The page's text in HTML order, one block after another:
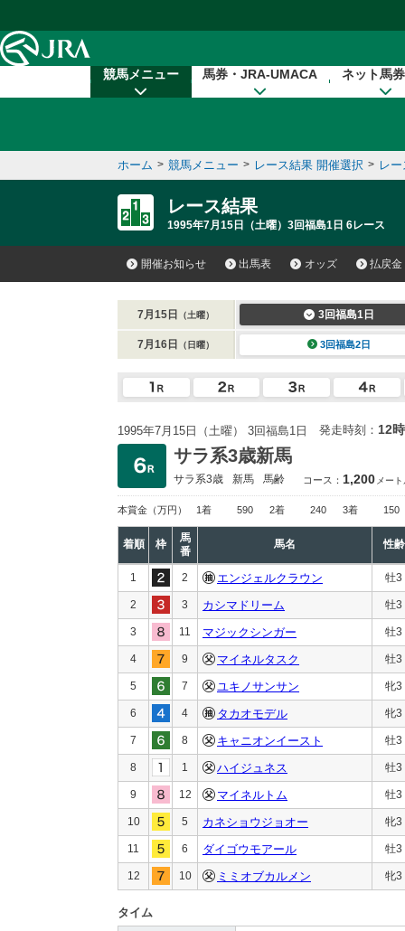
競馬メニュー 馬券・JRA-UMACA ネット馬
ホーム > 競馬メニュー > レース結果 開催選択 > レ
レース結果
1995年7月15日（土曜）3回福島1日 6レース
開催お知らせ 出馬表 オッズ 払戻金
7月15日 （土曜） 3回福島1日
7月16日 （日曜） 3回福島2日
1995年7月15日（土曜） 3回福島1日 発走時刻： 12
サラ系3歳新馬
サラ系3歳 新馬 馬齢 コース： 1,200 メー
本賞金 （万円） 1着 590 2着 240 3着 150
着順 枠
馬
番
馬名 性齢
1 2 エンジェルクラウン 牡3
2 3 カシマドリーム 牡3
3 11 マジックシンガー 牡3
4 9 マイネルタスク 牡3
5 7 ユキノサンサン 牝3
6 4 タカオモデル 牝3
7 8 キャニオンイースト 牡3
8 1 ハイジュネス 牡3
9 12 マイネルトム 牡3
10 5 カネショウジョオー 牝3
11 6 ダイゴウモアール 牡3
12 10 ミミオブカルメン 牝3
タイム